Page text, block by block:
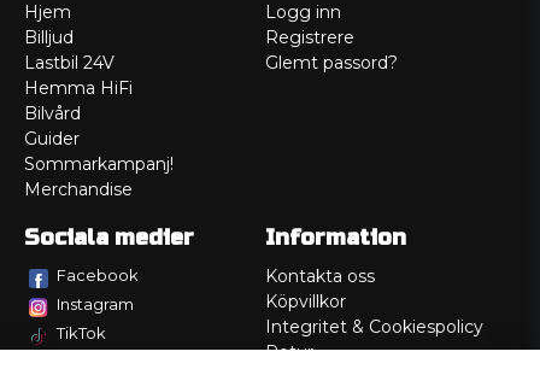
Hjem
Billjud
Lastbil 24V
Hemma HiFi
Bilvård
Guider
Sommarkampanj!
Merchandise
Logg inn
Registrere
Glemt passord?
Sociala medier
Facebook
Instagram
TikTok
Information
Kontakta oss
Köpvillkor
Integritet & Cookiespolicy
Retur